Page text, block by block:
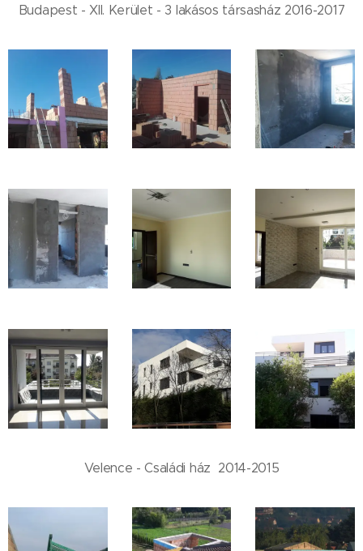
Budapest - XII. Kerület - 3 lakásos társasház 2016-2017
Velence - Családi ház 2014-2015